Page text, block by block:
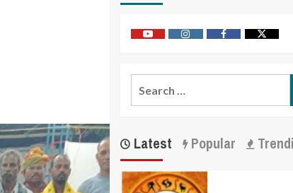
YoutubeVimeo FacebookTwitter
Latest Popular